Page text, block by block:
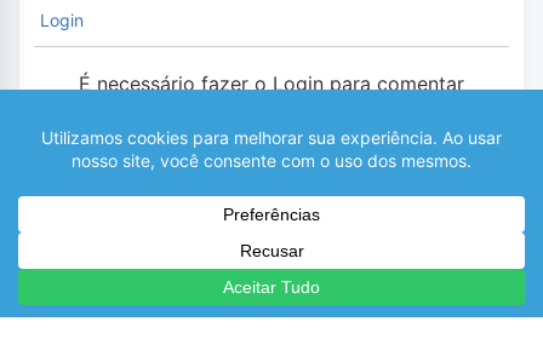
Login
É necessário fazer o Login para comentar
0 COMENTÁRIOS